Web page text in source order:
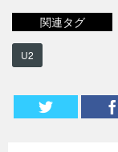
関連タグ
U2